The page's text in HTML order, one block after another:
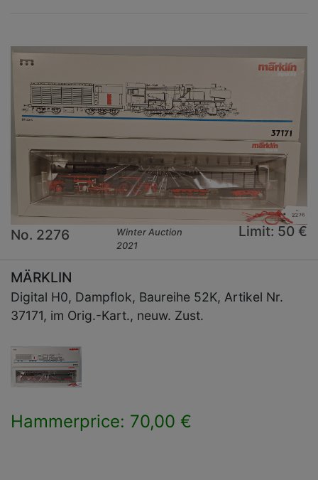
No. 2276
Winter Auction
2021
Limit: 50 €
MÄRKLIN
Digital H0, Dampflok, Baureihe 52K, Artikel Nr.
37171, im Orig.-Kart., neuw. Zust.
Hammerprice: 70,00 €